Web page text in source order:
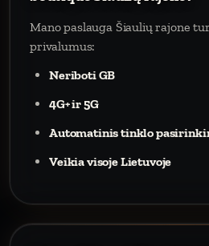
Mano paslauga Šiaulių rajone
privalumus:
Neriboti GB
4G+ ir 5G
Automatinis tinklo
Veikia visoje Lietuvoje